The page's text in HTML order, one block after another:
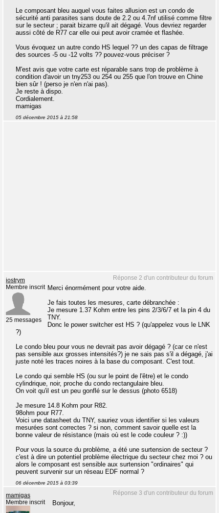
Le composant bleu auquel vous faites allusion est un condo de
sécurité anti parasites sans doute de 2.2 ou 4.7nf utilisé comme filtre
sur le secteur ; parait bizarre qu'il ait dégagé. Vous devriez regarder
aussi côté de R77 car elle oui peut avoir cramée et flashée.
Vous évoquez un autre condo HS lequel ?? un des capas de filtrage
des sources -5 ou -12 volts ?? pouvez-vous préciser ?
M'est avis que votre carte est réparable sans trop de problème à
condition d'avoir un tny253 ou 254 ou 255 que l'on trouve en Chine
bien sûr ! (perso je n'en n'ai pas).
Je reste à dispo.
Cordialement.
mamigas
05 décembre 2015 à 21:58
Réponse 2 d'un contributeur du forum
iostrym
Membre inscrit
25 messages
Merci énormément pour votre aide.
Je fais toutes les mesures, carte débranchée :
Je mesure 1.37 Kohm entre les pins 2/3/6/7 et la pin 4 du
TNY.
Donc le power switcher est HS ? (qu'appelez vous le LNK
?)
Le condo bleu pour vous ne devrait pas avoir dégagé ? (car ce n'est
pas sensible aux grosses intensités?) je ne sais pas s'il a dégagé, j'ai
juste noté les traces noires à la base du composant. C'est tout.
Le condo qui semble HS (ou sur le point de l'être) et le condo
cylindrique, noir, proche du condo rectangulaire bleu.
On voit qu'il est un peu gonflé sur le dessus (photo 6518)
Je mesure 14.8 Kohm pour R82.
98ohm pour R77.
Voici une datasheet du TNY, sauriez vous identifier si les valeurs
mesurées sont correctes ? si non, comment savoir quelle est la
bonne valeur de résistance (mais où est le code couleur ? :))
Pour vous la source du problème, a été une surtension de secteur ?
c'est à dire un potentiel problème électrique du secteur chez moi ? ou
alors le composant est sensible aux surtension "ordinaires" qui
peuvent survenir sur un réseau EDF normal ?
06 décembre 2015 à 03:39
Réponse 3 d'un contributeur du forum
mamigas
Membre inscrit
Bonjour,